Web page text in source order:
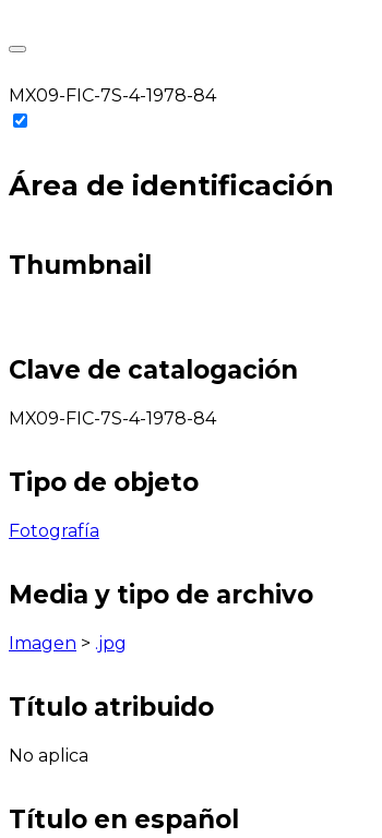
MX09-FIC-7S-4-1978-84
Área de identificación
Thumbnail
Clave de catalogación
MX09-FIC-7S-4-1978-84
Tipo de objeto
Fotografía
Media y tipo de archivo
Imagen > .jpg
Título atribuido
No aplica
Título en español